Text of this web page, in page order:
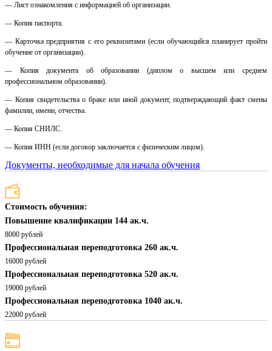
— Лист ознакомления с информацией об организации.
— Копия паспорта.
— Карточка предприятия с его реквизитами (если обучающийся планирует пройти
обучение от организации).
— Копия документа об образовании (диплом о высшем или среднем
профессиональном образовании).
— Копия свидетельства о браке или иной документ, подтверждающий факт смены
фамилии, имени, отчества.
— Копия СНИЛС.
— Копия ИНН (если договор заключается с физическим лицом).
Документы, необходимые для начала обучения
Стоимость обучения:
Повышение квалификации 144 ак.ч.
8000 рублей
Профессиональная переподготовка 260 ак.ч.
16000 рублей
Профессиональная переподготовка 520 ак.ч.
19000 рублей
Профессиональная переподготовка 1040 ак.ч.
22000 рублей